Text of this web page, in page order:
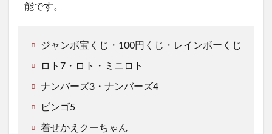
能です。
ジャンボ宝くじ・100円くじ・レインボーくじ
ロト7・ロト・ミニロト
ナンバーズ3・ナンバーズ4
ビンゴ5
着せかえクーちゃん